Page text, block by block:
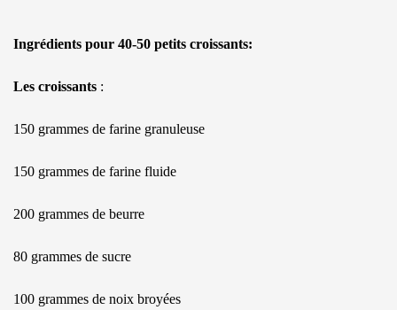
Ingrédients pour 40-50 petits croissants:
Les croissants :
150 grammes de farine granuleuse
150 grammes de farine fluide
200 grammes de beurre
80 grammes de sucre
100 grammes de noix broyées